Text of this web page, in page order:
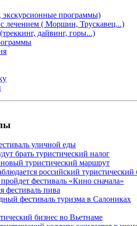
программы)
лечением ( Моршин, Трускавец...)
дайвинг, горы...)
уличной еды
брать туристический налог
туристический маршрут
российский туристический
фестиваль «Кино сначала»
фестиваль пива
фестиваль туризма в Салониках
бизнес во Вьетнаме